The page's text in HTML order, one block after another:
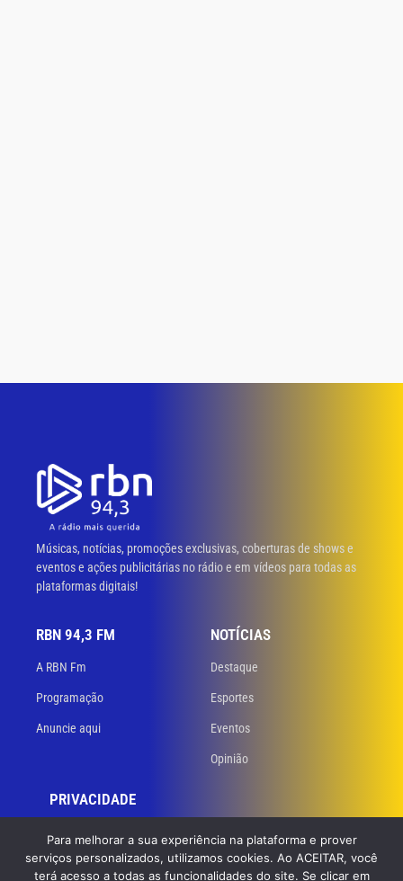
Músicas, notícias, promoções exclusivas, coberturas de shows e
eventos e ações publicitárias no rádio e em vídeos para todas as
plataformas digitais!
RBN 94,3 FM
A RBN Fm
Programação
Anuncie aqui
NOTÍCIAS
Destaque
Esportes
Eventos
Opinião
PRIVACIDADE
Termos de uso
Para melhorar a sua experiência na plataforma e prover
serviços personalizados, utilizamos cookies. Ao ACEITAR, você
terá acesso a todas as funcionalidades do site. Se clicar em